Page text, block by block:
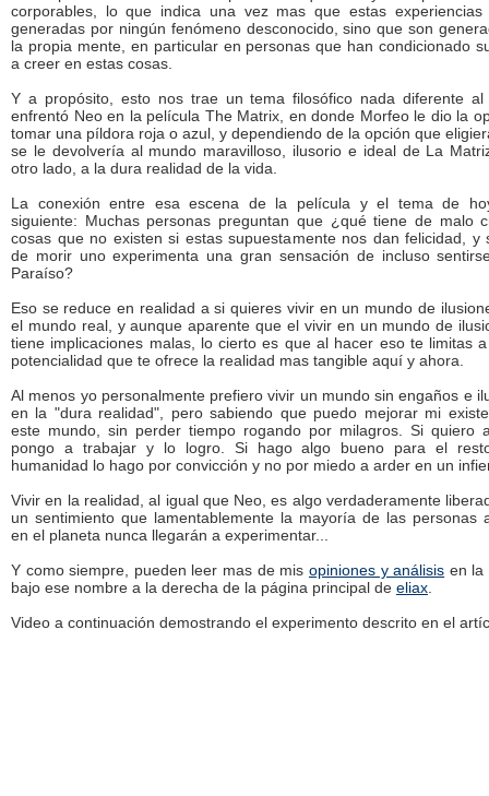
corporables, lo que indica una vez mas que estas
generadas por ningún fenómeno desconocido, sino que son
la propia mente, en particular en personas que han condicionado
a creer en estas cosas.
Y a propósito, esto nos trae un tema filosófico nada diferente
enfrentó Neo en la película The Matrix, en donde Morfeo le dio la
tomar una píldora roja o azul, y dependiendo de la opción que
se le devolvería al mundo maravilloso, ilusorio e ideal de La
otro lado, a la dura realidad de la vida.
La conexión entre esa escena de la película y el tema de
siguiente: Muchas personas preguntan que ¿qué tiene de malo
cosas que no existen si estas supuestamente nos dan felicidad, y
de morir uno experimenta una gran sensación de incluso
Paraíso?
Eso se reduce en realidad a si quieres vivir en un mundo de
el mundo real, y aunque aparente que el vivir en un mundo de
tiene implicaciones malas, lo cierto es que al hacer eso te limitas
potencialidad que te ofrece la realidad mas tangible aquí y ahora.
Al menos yo personalmente prefiero vivir un mundo sin engaños e
en la "dura realidad", pero sabiendo que puedo mejorar mi
este mundo, sin perder tiempo rogando por milagros. Si quiero
pongo a trabajar y lo logro. Si hago algo bueno para el
humanidad lo hago por convicción y no por miedo a arder en un
Vivir en la realidad, al igual que Neo, es algo verdaderamente
un sentimiento que lamentablemente la mayoría de las personas
en el planeta nunca llegarán a experimentar...
Y como siempre, pueden leer mas de mis opiniones y análisis en la
bajo ese nombre a la derecha de la página principal de eliax
Video a continuación demostrando el experimento descrito en el